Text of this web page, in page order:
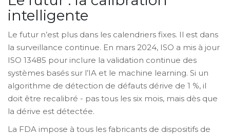
intelligente
Le futur n’est plus dans les calendriers fixes. Il est dans
la surveillance continue. En mars 2024, ISO a mis à jour
ISO 13485 pour inclure la validation continue des
systèmes basés sur l’IA et le machine learning. Si un
algorithme de détection de défauts dérive de 1 %, il
doit être recalibré - pas tous les six mois, mais dès que
la dérive est détectée.
La FDA impose à tous les fabricants de dispositifs de